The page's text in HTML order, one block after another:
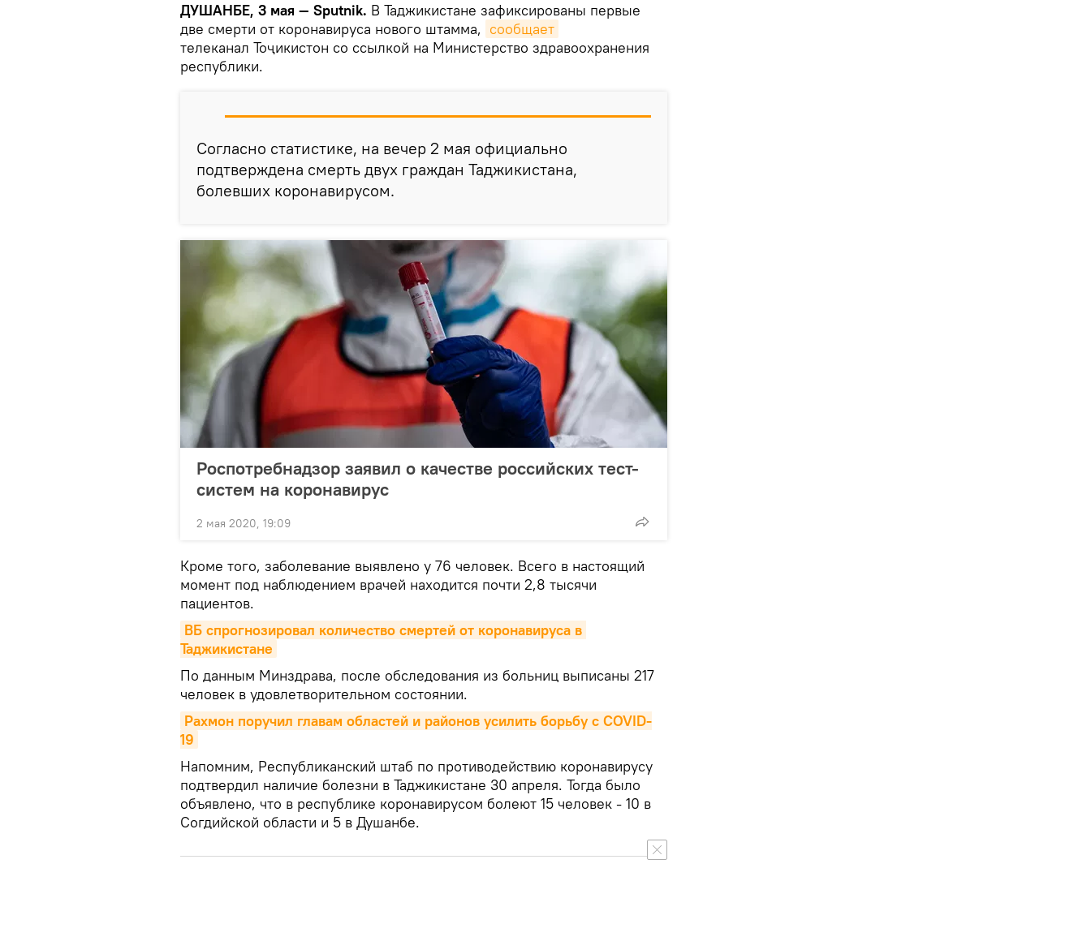
ДУШАНБЕ, 3 мая — Sputnik. В Таджикистане зафиксированы первые
две смерти от коронавируса нового штамма, сообщает
телеканал Тоҷикистон со ссылкой на Министерство здравоохранения
республики.
Согласно статистике, на вечер 2 мая официально
подтверждена смерть двух граждан Таджикистана,
болевших коронавирусом.
Роспотребнадзор заявил о качестве российских тест-
систем на коронавирус
2 мая 2020, 19:09
Кроме того, заболевание выявлено у 76 человек. Всего в настоящий
момент под наблюдением врачей находится почти 2,8 тысячи
пациентов.
ВБ спрогнозировал количество смертей от коронавируса в
Таджикистане
По данным Минздрава, после обследования из больниц выписаны 217
человек в удовлетворительном состоянии.
Рахмон поручил главам областей и районов усилить борьбу с COVID-
19
Напомним, Республиканский штаб по противодействию коронавирусу
подтвердил наличие болезни в Таджикистане 30 апреля. Тогда было
объявлено, что в республике коронавирусом болеют 15 человек - 10 в
Согдийской области и 5 в Душанбе.